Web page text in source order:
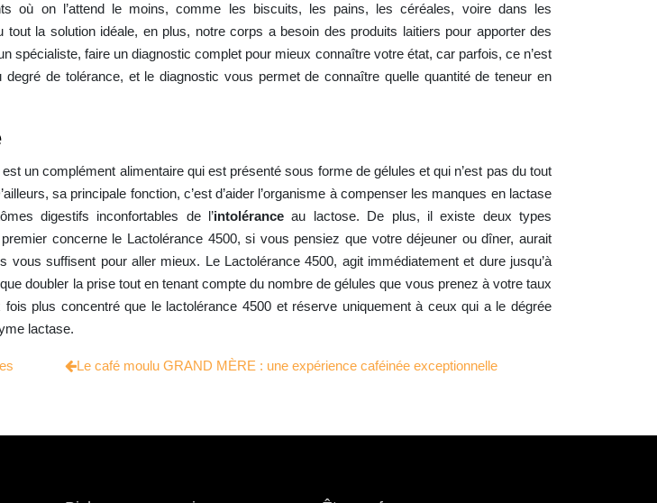
où on l’attend le moins, comme les biscuits, les pains, les céréales, voire dans les
la solution idéale, en plus, notre corps a besoin des produits laitiers pour apporter des
spécialiste, faire un diagnostic complet pour mieux connaître votre état, car parfois, ce n’est
de tolérance, et le diagnostic vous permet de connaître quelle quantité de teneur en
un complément alimentaire qui est présenté sous forme de gélules et qui n’est pas du tout
sa principale fonction, c’est d’aider l’organisme à compenser les manques en lactase
digestifs inconfortables de l’intolérance au lactose. De plus, il existe deux types
concerne le Lactolérance 4500, si vous pensiez que votre déjeuner ou dîner, aurait
suffisent pour aller mieux. Le Lactolérance 4500, agit immédiatement et dure jusqu’à
doubler la prise tout en tenant compte du nombre de gélules que vous prenez à votre taux
plus concentré que le lactolérance 4500 et réserve uniquement à ceux qui a le dégrée
lactase.
Le café moulu GRAND MÈRE : une expérience caféinée exceptionnelle